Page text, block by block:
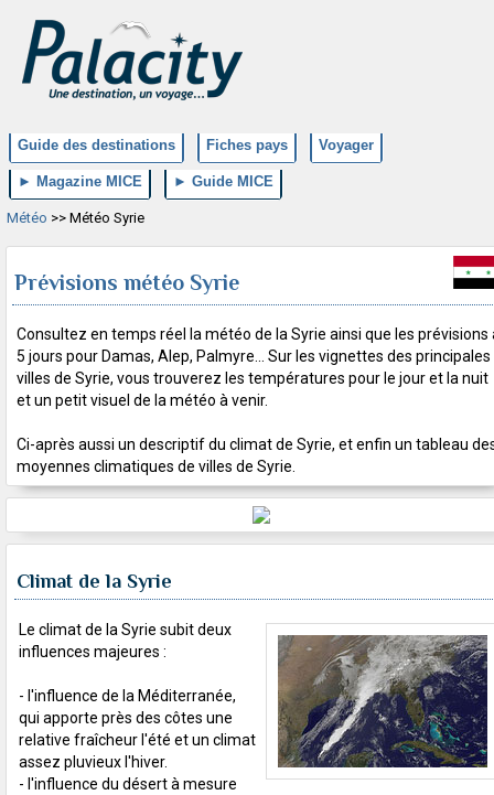
Guide des destinations Fiches pays Voyager
► Magazine MICE ► Guide MICE
Météo >> Météo Syrie
Prévisions météo Syrie
Consultez en temps réel la météo de la Syrie ainsi que les prévisions
5 jours pour Damas, Alep, Palmyre... Sur les vignettes des principales
villes de Syrie, vous trouverez les températures pour le jour et la nuit
et un petit visuel de la météo à venir.
Ci-après aussi un descriptif du climat de Syrie, et enfin un tableau
moyennes climatiques de villes de Syrie.
Climat de la Syrie
Le climat de la Syrie subit deux
influences majeures :
- l'influence de la Méditerranée,
qui apporte près des côtes une
relative fraîcheur l'été et un climat
assez pluvieux l'hiver.
- l'influence du désert à mesure